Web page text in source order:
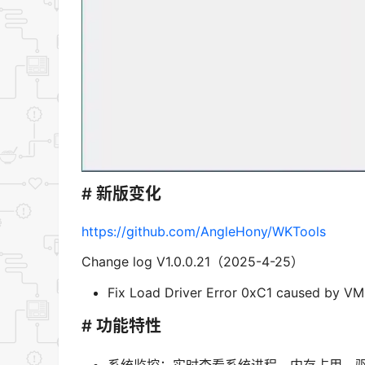
# 新版变化
https://github.com/AngleHony/WKTools
Change log V1.0.0.21（2025-4-25）
Fix Load Driver Error 0xC1 caused by
# 功能特性